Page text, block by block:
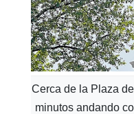
Cerca de la Plaza
minutos andando